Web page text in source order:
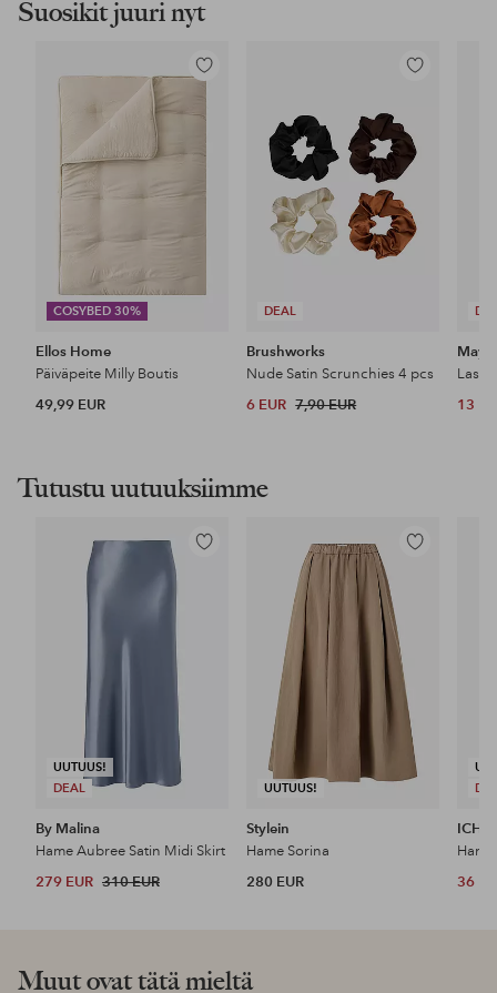
Suosikit juuri nyt
COSYBED 30%
Lisää
Ellos Home
Päiväpeite Milly Boutis
49,99 EUR
DEAL
Lisää
Brushworks
Nude Satin Scrunchies 4 pcs
6 EUR 7,90 EUR 13
Tutustu uutuuksiimme
UUTUUS!
DEAL
Lisää
By Malina
Hame Aubree Satin Midi Skirt
279 EUR 310 EUR
UUTUUS!
Lisää
Stylein
Hame Sorina
280 EUR
ICHI
36
Muut ovat tätä mieltä